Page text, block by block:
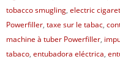
tobacco smugling, electric
Powerfiller, taxe sur le tabac,
machine à tuber Powerfiller,
tabaco, entubadora eléctrica,